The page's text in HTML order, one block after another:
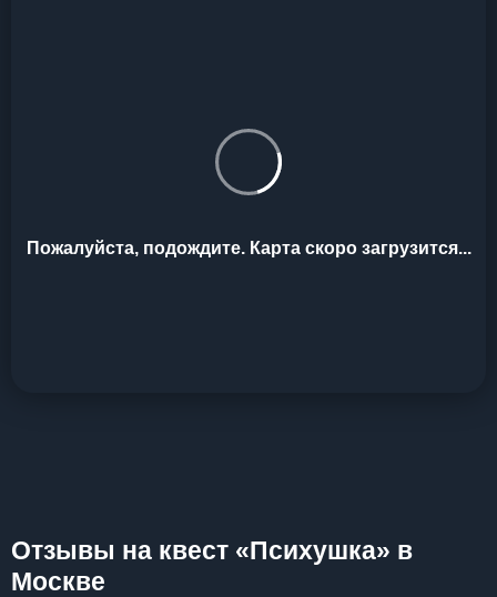
Пожалуйста, подождите. Карта скоро загрузится...
Отзывы на квест «Психушка» в
Москве